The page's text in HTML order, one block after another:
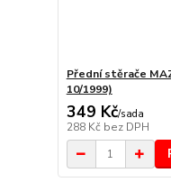
Přední stěrače
10/1999)
349 Kč/sada
288 Kč bez DPH